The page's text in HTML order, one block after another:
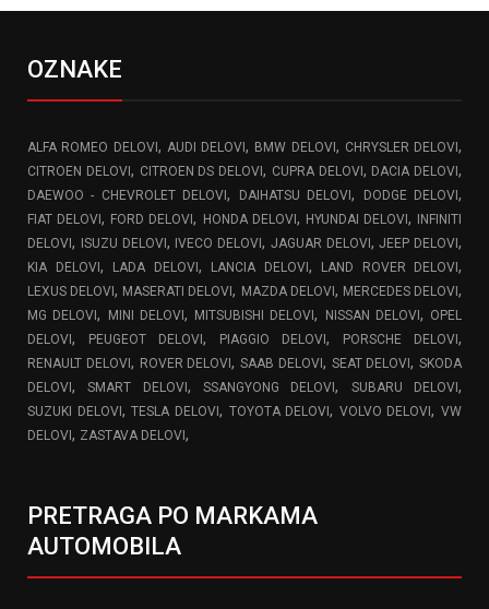
OZNAKE
ALFA ROMEO DELOVI , AUDI DELOVI , BMW DELOVI , CHRYSLER DELOVI ,
CITROEN DELOVI , CITROEN DS DELOVI , CUPRA DELOVI , DACIA DELOVI ,
DAEWOO - CHEVROLET DELOVI, DAIHATSU DELOVI, DODGE DELOVI,
FIAT DELOVI, FORD DELOVI, HONDA DELOVI , HYUNDAI DELOVI ,
INFINITI
DELOVI , ISUZU DELOVI , IVECO DELOVI , JAGUAR DELOVI ,JEEP DELOVI ,
KIA DELOVI , LADA DELOVI , LANCIA DELOVI , LAND ROVER DELOVI ,
LEXUS DELOVI, MASERATI DELOVI, MAZDA DELOVI , MERCEDES DELOVI,
MG DELOVI, MINI DELOVI , MITSUBISHI DELOVI, NISSAN DELOVI , OPEL
DELOVI , PEUGEOT DELOVI , PIAGGIO DELOVI , PORSCHE DELOVI ,
RENAULT DELOVI , ROVER DELOVI, SAAB DELOVI , SEAT DELOVI, SKODA
DELOVI ,SMART DELOVI ,SSANGYONG DELOVI, SUBARU DELOVI,
SUZUKI DELOVI ,TESLA DELOVI , TOYOTA DELOVI, VOLVO DELOVI, VW
DELOVI , ZASTAVA DELOVI ,
PRETRAGA PO MARKAMA
AUTOMOBILA